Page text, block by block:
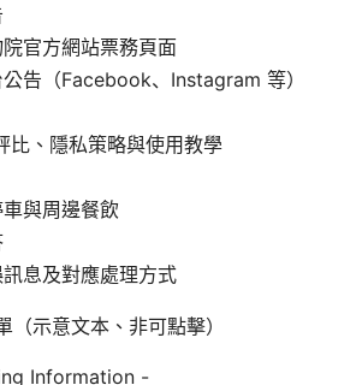
官方網站票務頁面
告（Facebook、Instagram 等）
比、隱私策略與使用教學
與周邊餐飲
息及對應處理方式
（示意文本、非可點擊）
Information -